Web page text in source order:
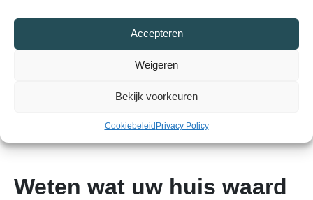
Accepteren
Weigeren
Bekijk voorkeuren
CookiebeleidPrivacy Policy
overdracht
Weten wat uw huis waard